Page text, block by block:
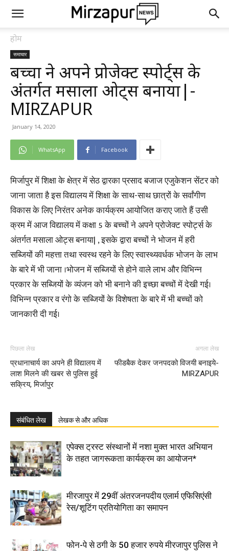
होम
समाचार
बच्चों ने अपने प्रोजेक्ट स्पोर्ट्स के
अंतर्गत मसाला ओट्स बनाया|-
MIRZAPUR
January 14, 2020
WhatsApp Facebook
मिर्जापुर में शिक्षा के क्षेत्र में सेठ द्वारका प्रसाद बजाज एजुकेशन सेंटर को
जाना जाता है इस विद्यालय में शिक्षा के साथ-साथ छात्रों के सर्वांगीण
विकास के लिए निरंतर अनेक कार्यक्रम आयोजित कराए जाते हैं उसी
क्रम में आज विद्यालय में कक्षा 5 के बच्चों ने अपने प्रोजेक्ट स्पोर्ट्स के
अंतर्गत मसाला ओट्स बनाया| , इसके द्वारा बच्चों ने भोजन में हरी
सब्जियों की महत्ता तथा स्वस्थ रहने के लिए स्वास्थ्यवर्धक भोजन के लाभ
के बारे में भी जाना ।भोजन में सब्जियों से होने वाले लाभ और विभिन्न
प्रकार के सब्जियों के व्यंजन को भी बनाने की इच्छा बच्चों में देखी गई।
विभिन्न प्रकार व रंगो के सब्जियों के विशेषता के बारे में भी बच्चों को
जानकारी दी गई।
पिछला लेख
प्रधानाचार्य का अपने ही विद्यालय में
लाश मिलने की खबर से पुलिस हुई
सक्रिय, मिर्जापुर
अगला लेख
फीडबैक देकर जनपदको विजयी बनाइये-
MIRZAPUR
संबंधित लेख लेखक से और अधिक
एपेक्स ट्रस्ट संस्थानों में नशा मुक्त भारत अभियान
के तहत जागरूकता कार्यक्रम का आयोजन*
मीरजापुर में 29वीं अंतरजनपदीय एलार्म एफिसिएंसी
रेस/शूटिंग प्रतियोगिता का समापन
फोन-पे से ठगी के 50 हजार रुपये मीरजापुर पुलिस ने